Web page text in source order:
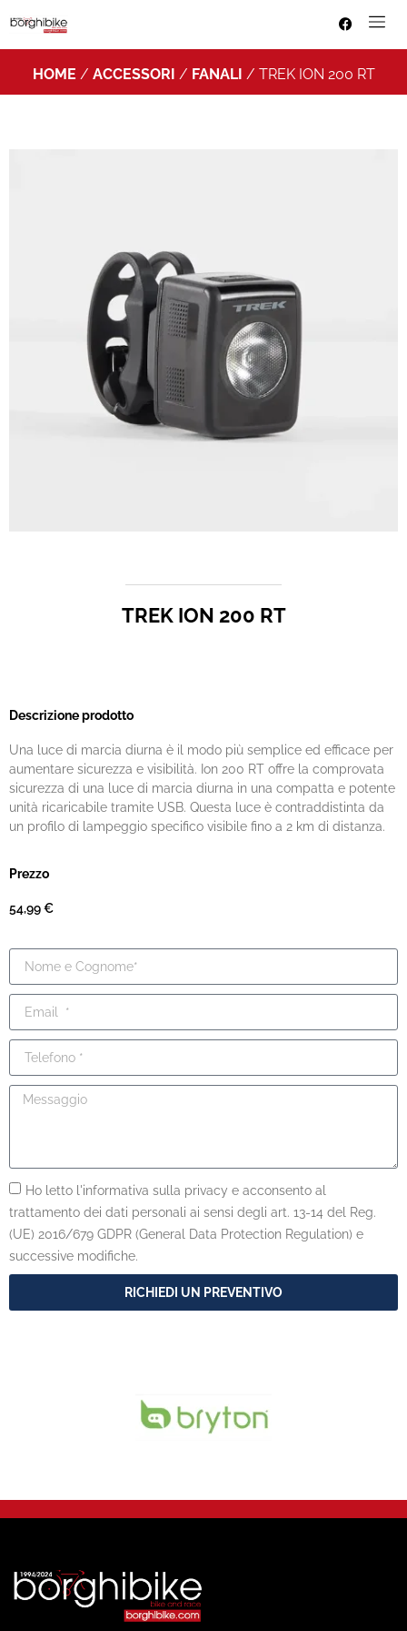
HOME / ACCESSORI / FANALI / TREK ION 200 RT
TREK ION 200 RT
Descrizione prodotto
Una luce di marcia diurna è il modo più semplice ed efficace per
aumentare sicurezza e visibilità. Ion 200 RT offre la comprovata
sicurezza di una luce di marcia diurna in una compatta e potente
unità ricaricabile tramite USB. Questa luce è contraddistinta da
un profilo di lampeggio specifico visibile fino a 2 km di distanza.
Prezzo
54,99€
Ho letto l'informativa sulla privacy e acconsento al
trattamento dei dati personali ai sensi degli art. 13-14 del Reg.
(UE) 2016/679 GDPR (General Data Protection Regulation) e
successive modifiche.
RICHIEDI UN PREVENTIVO